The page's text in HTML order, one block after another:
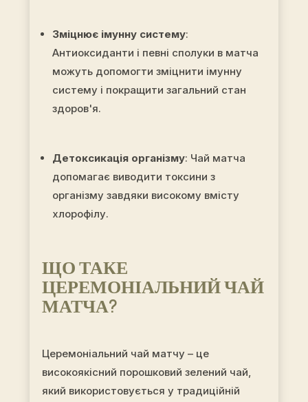
Зміцнює імунну систему:
Антиоксиданти і певні сполуки в матча
можуть допомогти зміцнити імунну
систему і покращити загальний стан
здоров'я.
Детоксикація організму: Чай матча
допомагає виводити токсини з
організму завдяки високому вмісту
хлорофілу.
ЩО ТАКЕ
ЦЕРЕМОНІАЛЬНИЙ ЧАЙ
МАТЧА?
Церемоніальний чай матчу – це
високоякісний порошковий зелений чай,
який використовується у традиційній